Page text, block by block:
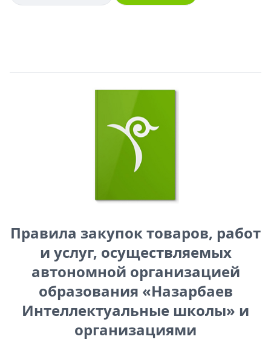
Правила закупок товаров, работ
и услуг, осуществляемых
автономной организацией
образования «Назарбаев
Интеллектуальные школы» и
организациями